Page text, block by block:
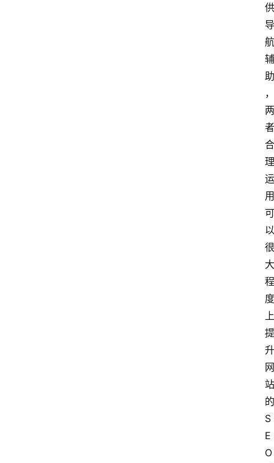
供
导
航
辅
助
，
两
者
合
理
运
用
可
以
很
大
程
度
上
提
升
网
站
的
S
E
O